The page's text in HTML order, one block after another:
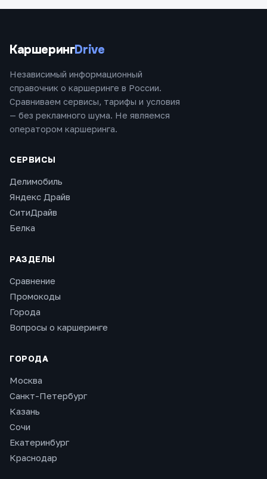
КаршерингDrive
Независимый информационный
справочник о каршеринге в России.
Сравниваем сервисы, тарифы и условия
— без рекламного шума. Не являемся
оператором каршеринга.
СЕРВИСЫ
Делимобиль
Яндекс Драйв
СитиДрайв
Белка
РАЗДЕЛЫ
Сравнение
Промокоды
Города
Вопросы о каршеринге
ГОРОДА
Москва
Санкт-Петербург
Казань
Сочи
Екатеринбург
Краснодар